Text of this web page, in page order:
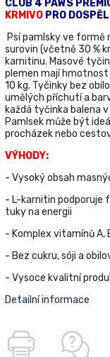
CLUB 4 PAWS
KRMIVO PRO
Psí pamlsky ve formě
surovin (včetně 30 %
karnitinu. Masové
plemen mají hmotnost
10 kg. Tyčinky bez
umělých příchutí a
každá tyčinka balena
Pamlsek může být
procházek nebo
VÝHODY:
- Vysoký obsah
- L-karnitin podporuje
tuky na energii
- Komplex vitamínů A,
- Bez cukru, sóji a
- Vysoce kvalitní
Detailní informace